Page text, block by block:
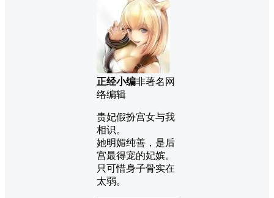
正经小编非著名网
络编辑
贵妃假扮宫女与我
相识。
她明媚纯善，是后
宫最得宠的妃嫔。
只可惜身子骨实在
太弱。